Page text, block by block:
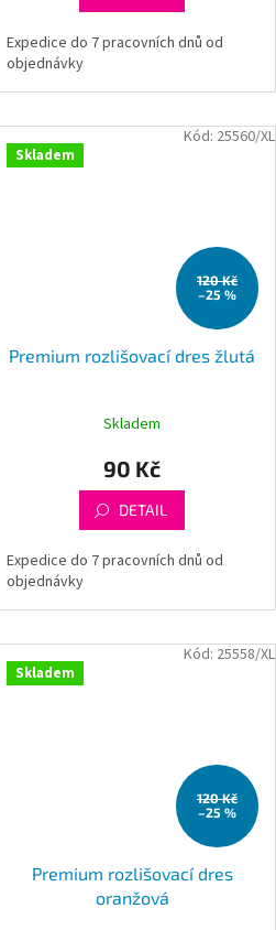
Expedice do 7 pracovních dnů od
objednávky
Skladem
120 Kč
–25 %
Premium rozlišovací dres žlutá
Skladem
90 Kč
DETAIL
Expedice do 7 pracovních dnů od
objednávky
Kód: 25560/XL
Skladem
120 Kč
–25 %
Premium rozlišovací dres
oranžová
Kód: 25558/XL